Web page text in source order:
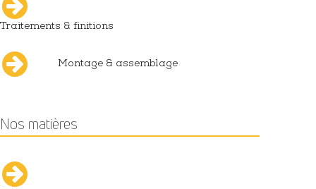
Traitements & finitions
Montage & assemblage
Nos matières